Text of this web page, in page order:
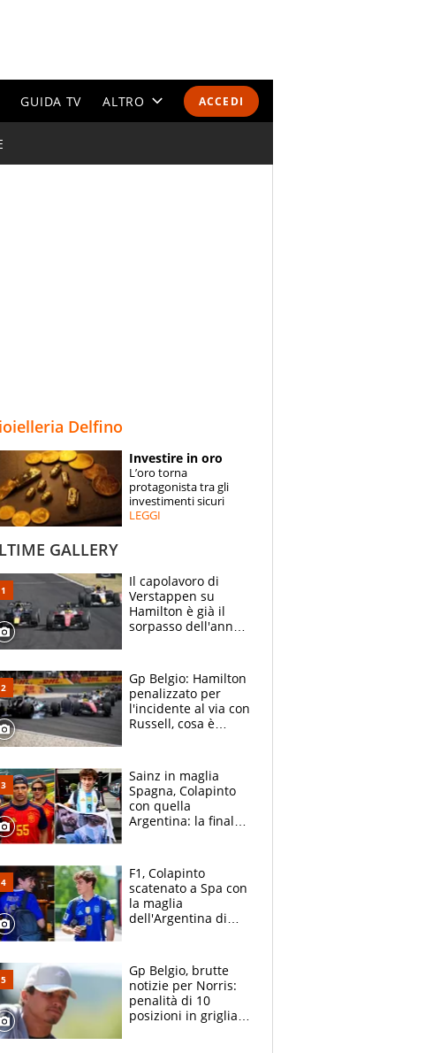
ACCEDI
GUIDA TV ALTRO
ESPERTI
CONTATTI
Delfino
Investire in oro
L’oro torna
protagonista tra gli
investimenti sicuri
LEGGI
GALLERY
Il capolavoro di
Verstappen su
Hamilton è già il
sorpasso dell'anno:
2021
Gp Belgio: Hamilton
penalizzato per
l'incidente al via con
Russell, cosa è
Sainz in maglia
Spagna, Colapinto
con quella
Argentina: la finale
vede l'ora
F1, Colapinto
scatenato a Spa con
la maglia
dell'Argentina di
le parolacce"
Gp Belgio, brutte
notizie per Norris:
penalità di 10
posizioni in griglia,